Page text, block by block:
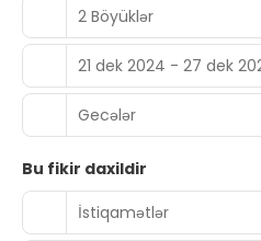
2 Böyüklər
21 dek 2024 - 27 dek
Gecələr
Bu fikir daxildir
İstiqamətlər